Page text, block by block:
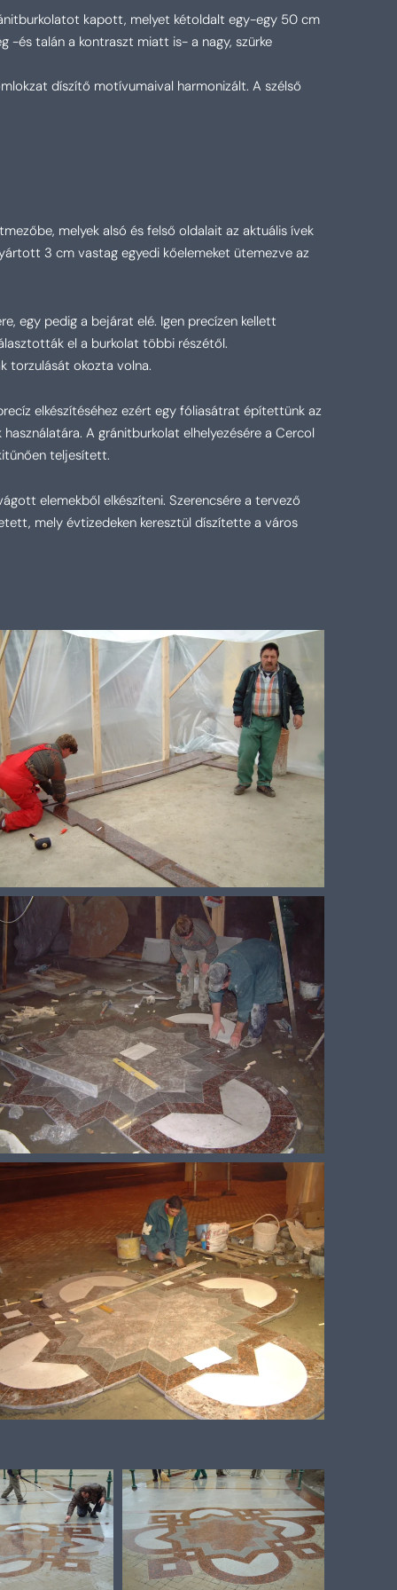
kapott, melyet kétoldalt egy-egy 50 cm
-és talán a kontraszt miatt is- a nagy, szürke
díszítő motívumaival harmonizált. A szélső
melyek alsó és felső oldalait az aktuális ívek
3 cm vastag egyedi kőelemeket ütemezve az
egy pedig a bejárat elé. Igen precízen kellett
el a burkolat többi részétől.
torzulását okozta volna.
elkészítéséhez ezért egy fóliasátrat építettünk az
A gránitburkolat elhelyezésére a Cercol
teljesített.
elemekből elkészíteni. Szerencsére a tervező
mely évtizedeken keresztül díszítette a város